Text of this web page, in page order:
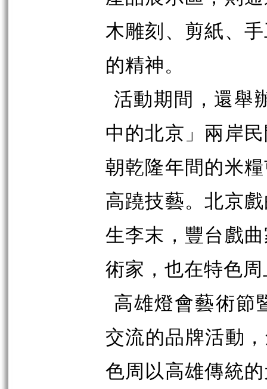
木雕刻、剪紙、
的精神。
活動期間，還舉
中的北京」兩岸
朝乾隆年間的米
高蹺技藝。北京
生李末，豐台戲
術家，也在特色
高雄燈會藝術節
交流的品牌活動
色周以高雄傳統